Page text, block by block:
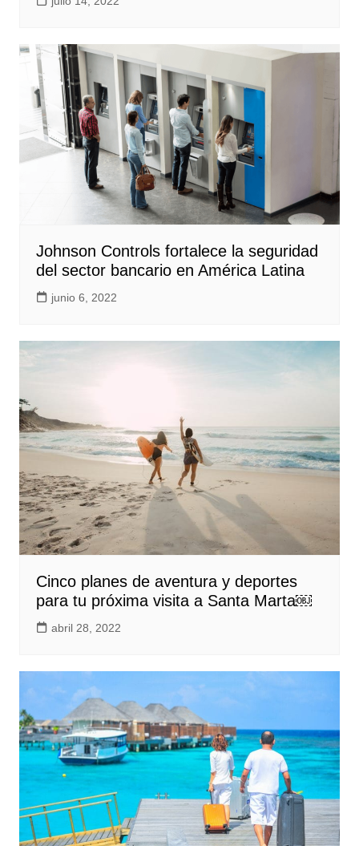
Johnson Controls fortalece la seguridad
del sector bancario en América Latina
junio 6, 2022
Cinco planes de aventura y deportes
para tu próxima visita a Santa Marta￼
abril 28, 2022